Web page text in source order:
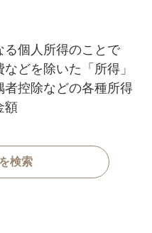
る個人所得のことで
どを除いた「所得」
者控除などの各種所得
額
検索